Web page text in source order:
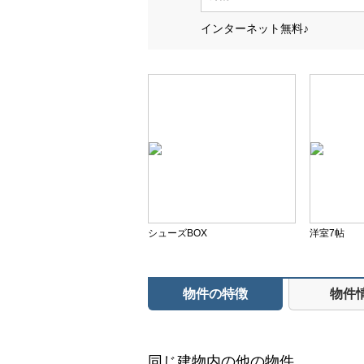
インターネット無料♪
シューズBOX 洋室7帖
物件の特徴 物件